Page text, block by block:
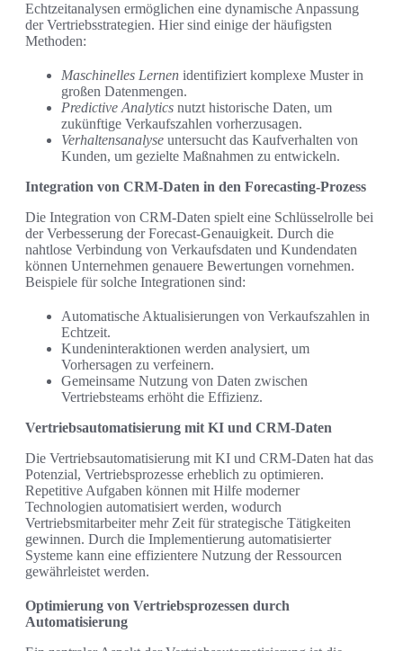
Echtzeitanalysen ermöglichen eine dynamische Anpassung
der Vertriebsstrategien. Hier sind einige der häufigsten
Methoden:
Maschinelles Lernen identifiziert komplexe Muster in
großen Datenmengen.
Predictive Analytics nutzt historische Daten, um
zukünftige Verkaufszahlen vorherzusagen.
Verhaltensanalyse untersucht das Kaufverhalten von
Kunden, um gezielte Maßnahmen zu entwickeln.
Integration von CRM-Daten in den Forecasting-Prozess
Die Integration von CRM-Daten spielt eine Schlüsselrolle bei
der Verbesserung der Forecast-Genauigkeit. Durch die
nahtlose Verbindung von Verkaufsdaten und Kundendaten
können Unternehmen genauere Bewertungen vornehmen.
Beispiele für solche Integrationen sind:
Automatische Aktualisierungen von Verkaufszahlen in
Echtzeit.
Kundeninteraktionen werden analysiert, um
Vorhersagen zu verfeinern.
Gemeinsame Nutzung von Daten zwischen
Vertriebsteams erhöht die Effizienz.
Vertriebsautomatisierung mit KI und CRM-Daten
Die Vertriebsautomatisierung mit KI und CRM-Daten hat das
Potenzial, Vertriebsprozesse erheblich zu optimieren.
Repetitive Aufgaben können mit Hilfe moderner
Technologien automatisiert werden, wodurch
Vertriebsmitarbeiter mehr Zeit für strategische Tätigkeiten
gewinnen. Durch die Implementierung automatisierter
Systeme kann eine effizientere Nutzung der Ressourcen
gewährleistet werden.
Optimierung von Vertriebsprozessen durch
Automatisierung